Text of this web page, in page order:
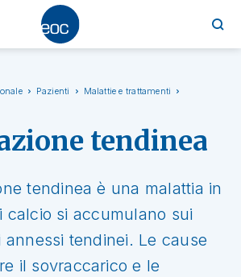
Pazienti
Malattie e trattamenti
tendinea
tendinea è una malattia in
calcio si accumulano sui
tendinei. Le cause
il sovraccarico e le